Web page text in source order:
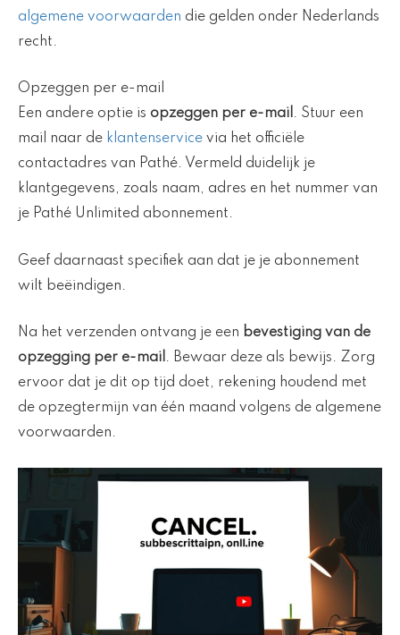
algemene voorwaarden die gelden onder Nederlands
recht.
Opzeggen per e-mail
Een andere optie is opzeggen per e-mail. Stuur een
mail naar de klantenservice via het officiële
contactadres van Pathé. Vermeld duidelijk je
klantgegevens, zoals naam, adres en het nummer van
je Pathé Unlimited abonnement.
Geef daarnaast specifiek aan dat je je abonnement
wilt beëindigen.
Na het verzenden ontvang je een bevestiging van de
opzegging per e-mail. Bewaar deze als bewijs. Zorg
ervoor dat je dit op tijd doet, rekening houdend met
de opzegtermijn van één maand volgens de algemene
voorwaarden.